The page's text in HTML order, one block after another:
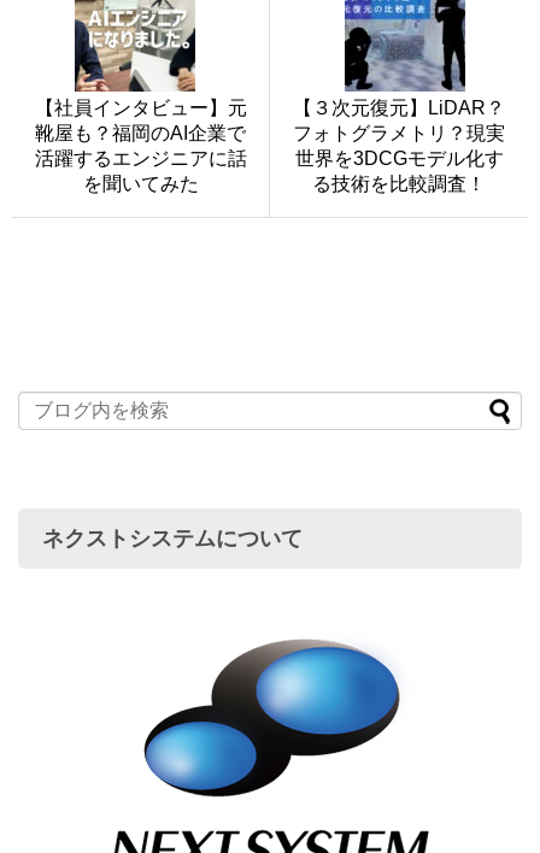
【社員インタビュー】元
靴屋も？福岡のAI企業で
活躍するエンジニアに話
を聞いてみた
【３次元復元】LiDAR？
フォトグラメトリ？現実
世界を3DCGモデル化す
る技術を比較調査！
ネクストシステムについて